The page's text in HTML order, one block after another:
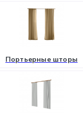
Портьерные шторы